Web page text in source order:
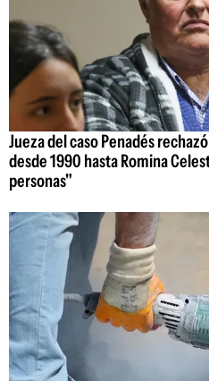
Jueza del caso Penadés
desde 1990 hasta Romina
personas"